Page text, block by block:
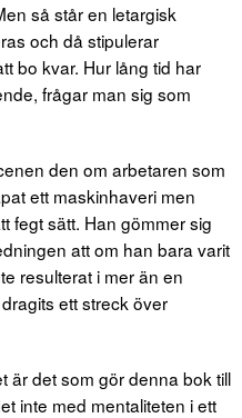
så står en letargisk
och då stipulerar
bo kvar. Hur lång tid har
frågar man sig som
den om arbetaren som
ett maskinhaveri men
fegt sätt. Han gömmer sig
att om han bara varit
resulterat i mer än en
ett streck över
är det som gör denna bok till
inte med mentaliteten i ett